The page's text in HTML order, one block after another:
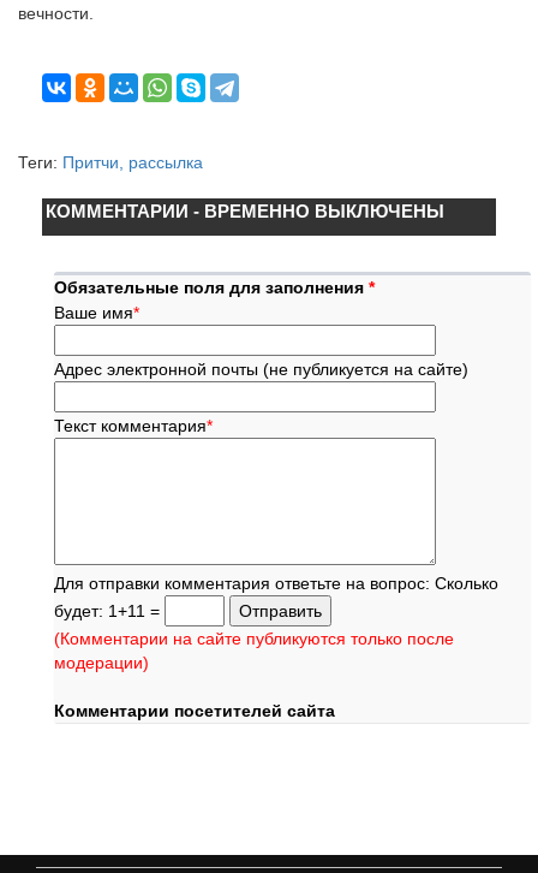
вечности.
Теги: Притчи, рассылка
КОММЕНТАРИИ - ВРЕМЕННО ВЫКЛЮЧЕНЫ
Обязательные поля для заполнения *
Ваше имя*
Адрес электронной почты (не публикуется на сайте)
Текст комментария*
Для отправки комментария ответьте на вопрос: Сколько
будет: 1+11 =
(Комментарии на сайте публикуются только после
модерации)
Комментарии посетителей сайта